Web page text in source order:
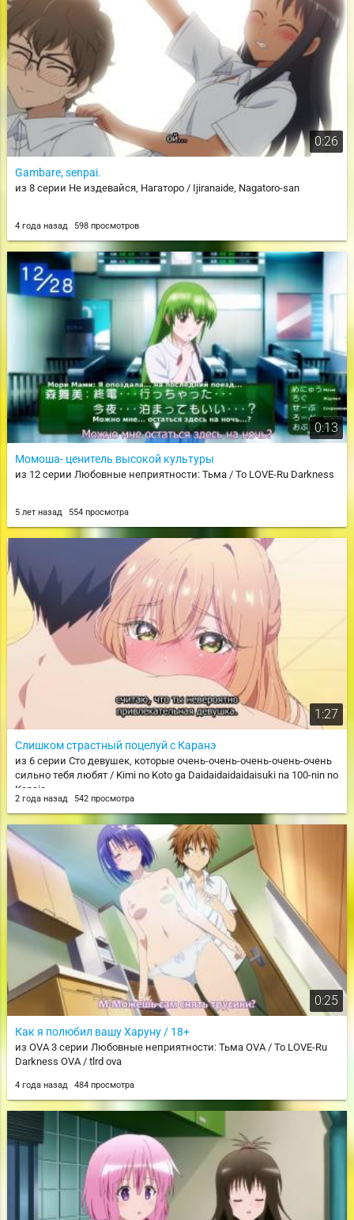
0:26
Gambare, senpai.
из 8 серии Не издевайся, Нагаторо / Ijiranaide, Nagatoro-san
4 года назад 598 просмотров
0:13
Момоша- ценитель высокой культуры
из 12 серии Любовные неприятности: Тьма / To LOVE-Ru Darkness
5 лет назад 554 просмотра
1:27
Слишком страстный поцелуй с Каранэ
из 6 серии Сто девушек, которые очень-очень-очень-очень-очень
сильно тебя любят / Kimi no Koto ga Daidaidaidaidaisuki na 100-nin no
Kanojo
2 года назад 542 просмотра
0:25
Как я полюбил вашу Харуну / 18+
из OVA 3 серии Любовные неприятности: Тьма OVA / To LOVE-Ru
Darkness OVA / tlrd ova
4 года назад 484 просмотра